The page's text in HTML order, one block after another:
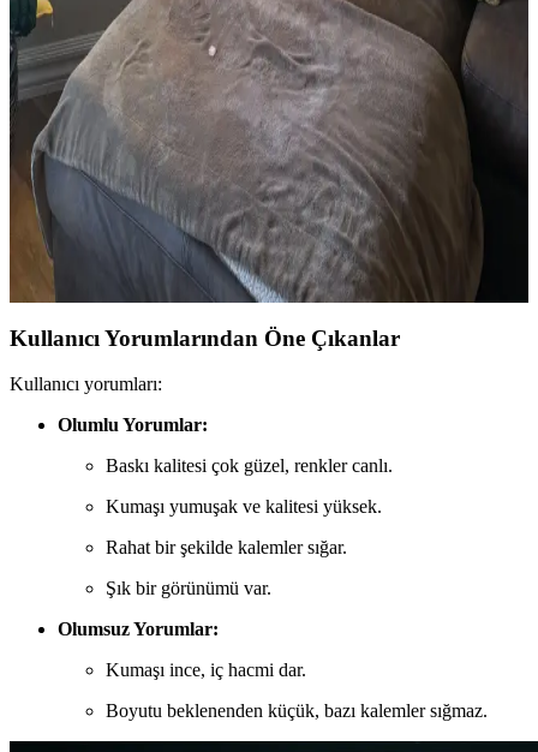
Eserleri, Aynalar ve Renk Uyumu
Duvar dekorasyonunda sanat eserlerinin doğru yüksekliği, ayna
şekilleri ve renk uyumu gibi detaylar mekânın estetik ve fonksiyonel
görünümünü belirler. Yerleşim testleri ile denge sağlanır.
Oda Dekorasyonunda Lamba Yüksekliği ve Dikey
Alan Kullanımının Önemi
Lamba yüksekliği ve duvarlardaki sanat eserlerinin konumu, odanın
görsel dengesini ve mekân algısını etkiler. Doğru düzenlemelerle
ferah ve dengeli bir ortam yaratılır.
Kullanıcı Yorumlarından Öne Çıkanlar
Kullanıcı yorumları:
Olumlu Yorumlar:
Baskı kalitesi çok güzel, renkler canlı.
Kumaşı yumuşak ve kalitesi yüksek.
Rahat bir şekilde kalemler sığar.
Şık bir görünümü var.
Olumsuz Yorumlar:
Kumaşı ince, iç hacmi dar.
Boyutu beklenenden küçük, bazı kalemler sığmaz.